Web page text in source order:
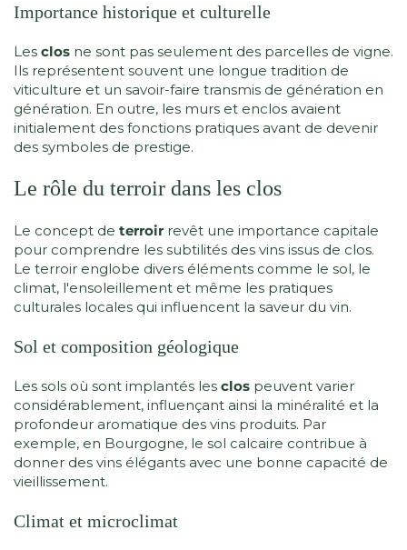
Importance historique et culturelle
Les clos ne sont pas seulement des parcelles de vigne.
Ils représentent souvent une longue tradition de
viticulture et un savoir-faire transmis de génération en
génération. En outre, les murs et enclos avaient
initialement des fonctions pratiques avant de devenir
des symboles de prestige.
Le rôle du terroir dans les clos
Le concept de terroir revêt une importance capitale
pour comprendre les subtilités des vins issus de clos.
Le terroir englobe divers éléments comme le sol, le
climat, l'ensoleillement et même les pratiques
culturales locales qui influencent la saveur du vin.
Sol et composition géologique
Les sols où sont implantés les clos peuvent varier
considérablement, influençant ainsi la minéralité et la
profondeur aromatique des vins produits. Par
exemple, en Bourgogne, le sol calcaire contribue à
donner des vins élégants avec une bonne capacité de
vieillissement.
Climat et microclimat